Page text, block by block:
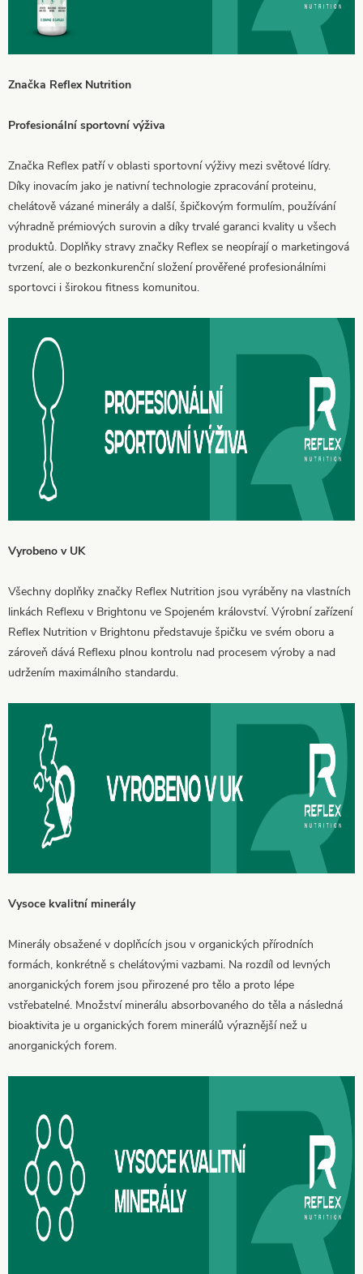
Značka Reflex Nutrition
Profesionální sportovní výživa
Značka Reflex patří v oblasti sportovní výživy mezi světové lídry.
Díky inovacím jako je nativní technologie zpracování proteinu,
chelátově vázané minerály a další, špičkovým formulím, používání
výhradně prémiových surovin a díky trvalé garanci kvality u všech
produktů. Doplňky stravy značky Reflex se neopírají o marketingová
tvrzení, ale o bezkonkurenční složení prověřené profesionálními
sportovci i širokou fitness komunitou.
Vyrobeno v UK
Všechny doplňky značky Reflex Nutrition jsou vyráběny na vlastních
linkách Reflexu v Brightonu ve Spojeném království. Výrobní zařízení
Reflex Nutrition v Brightonu představuje špičku ve svém oboru a
zároveň dává Reflexu plnou kontrolu nad procesem výroby a nad
udržením maximálního standardu.
Vysoce kvalitní minerály
Minerály obsažené v doplňcích jsou v organických přírodních
formách, konkrétně s chelátovými vazbami. Na rozdíl od levných
anorganických forem jsou přirozené pro tělo a proto lépe
vstřebatelné. Množství minerálu absorbovaného do těla a následná
bioaktivita je u organických forem minerálů výraznější než u
anorganických forem.